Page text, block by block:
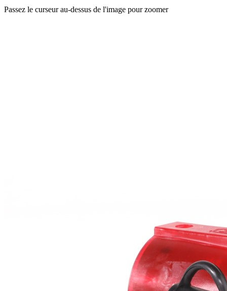
Passez le curseur au-dessus de l'image pour zoomer